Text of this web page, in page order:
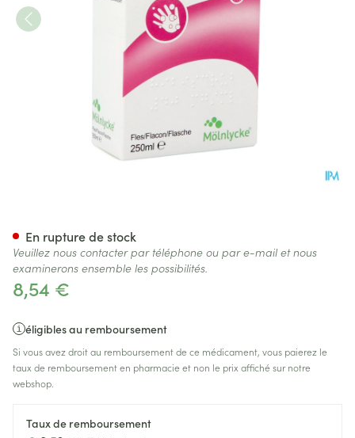
8,54 €
éligibles au remboursement
Si vous avez droit au remboursement de ce médicament, vous paierez le
taux de remboursement en pharmacie et non le prix affiché sur notre
webshop.
Taux de remboursement
En rupture de stock
Veuillez nous contacter par téléphone ou par e-mail et nous
examinerons ensemble les possibilités.